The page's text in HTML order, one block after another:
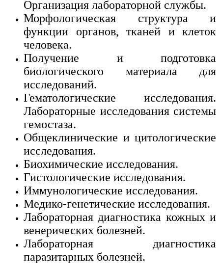
Организация лабораторной службы.
Морфологическая структура и
функции органов, тканей и клеток
человека.
Получение и подготовка
биологического материала для
исследований.
Гематологические исследования.
Лабораторные исследования системы
гемостаза.
Общеклинические и цитологические
исследования.
Биохимические исследования.
Гистологические исследования.
Иммунологические исследования.
Медико-генетические исследования.
Лабораторная диагностика кожных и
венерических болезней.
Лабораторная диагностика
паразитарных болезней.